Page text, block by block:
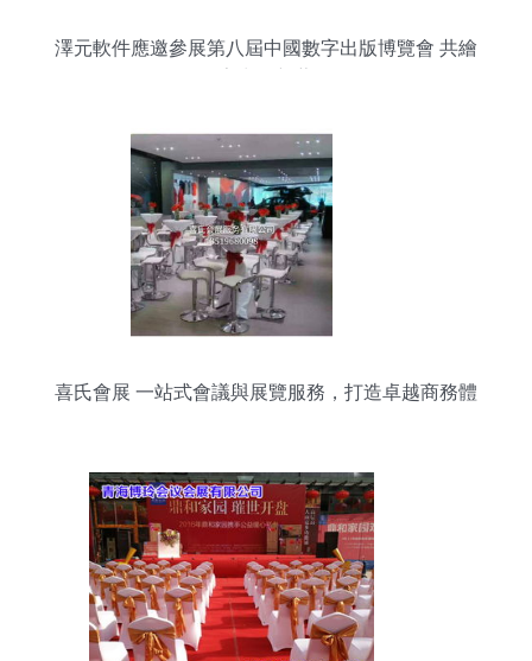
澤元軟件應邀參展第八屆中國數字出版博覽會 共繪
喜氏會展 一站式會議與展覽服務，打造卓越商務體